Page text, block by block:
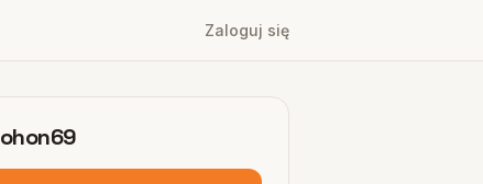
Zaloguj się